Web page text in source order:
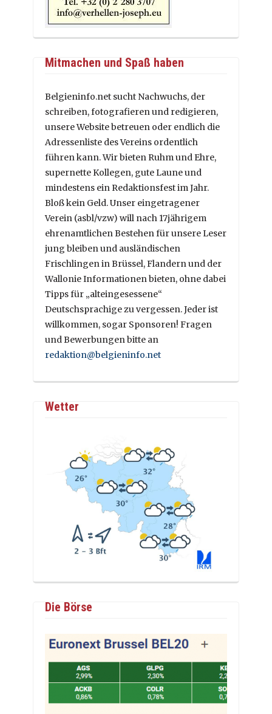
Mitmachen und Spaß haben
Belgieninfo.net sucht Nachwuchs, der
schreiben, fotografieren und redigieren,
unsere Website betreuen oder endlich die
Adressenliste des Vereins ordentlich
führen kann. Wir bieten Ruhm und Ehre,
supernette Kollegen, gute Laune und
mindestens ein Redaktionsfest im Jahr.
Bloß kein Geld. Unser eingetragener
Verein (asbl/vzw) will nach 17jährigem
ehrenamtlichen Bestehen für unsere Leser
jung bleiben und ausländischen
Frischlingen in Brüssel, Flandern und der
Wallonie Informationen bieten, ohne dabei
Tipps für „alteingesessene“
Deutschsprachige zu vergessen. Jeder ist
willkommen, sogar Sponsoren! Fragen
und Bewerbungen bitte an
redaktion@belgieninfo.net
Wetter
Die Börse